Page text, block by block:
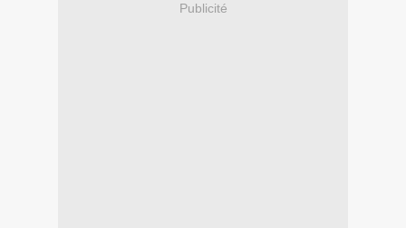
Publicité